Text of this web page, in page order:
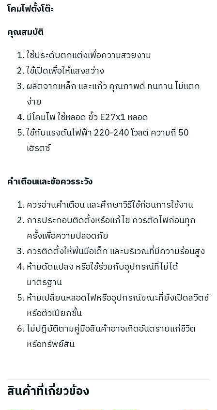
โคมไฟตั้งโต๊ะ
คุณสมบัติ
ใช้ประดับตกแต่งเพื่อความสวยงาม
ใช้เปิดเพื่อให้แสงสว่าง
ผลิตจากเหล็ก และแก้ว คุณภาพดี ทนทาน ไม่แตก
ง่าย
มีโคมไฟ ใช้หลอด ขั้ว E27x1 หลอด
ใช้กับแรงดันไฟฟ้า 220-240 โวลต์ ความถี่ 50
เฮิรตซ์
คำเตือนและข้อควรระวัง
ควรอ่านคำเตือน และศึกษาวิธีใช้ก่อนการใช้งาน
การประกอบติดตั้งหรือแก้ไข ควรตัดไฟก่อนทุก
ครั้งเพื่อความปลอดภัย
ควรติดตั้งให้พ้นมือเด็ก และบริเวณที่มีความร้อนสูง
ห้ามดัดแปลง หรือใช้ร่วมกับอุปกรณ์ที่ไม่ได้
มาตรฐาน
ห้ามเปลี่ยนหลอดไฟหรืออุปกรณ์ขณะที่ยังเปิดสวิตช์
หรือตัวเปียกชื้น
ไม่ปฎิบัติตามคู่มือสินค้าอาจเกิดอันตรายแก่ชีวิต
หรือทรัพย์สิน
สินค้าที่เกี่ยวข้อง